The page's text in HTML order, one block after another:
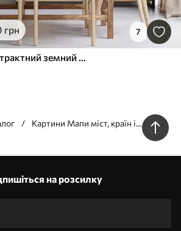
грн 7
Текстурований абстрактний земний шар і планета на чорному тлі, сучасне мінімалістичне мистецтво
Картини Мапи міст, країн і
розмірамина розсилку